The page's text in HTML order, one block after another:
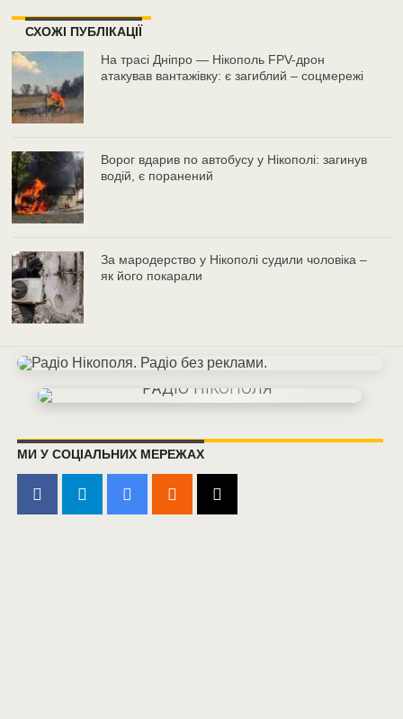
СХОЖІ ПУБЛІКАЦІЇ
На трасі Дніпро — Нікополь FPV-дрон
атакував вантажівку: є загиблий – соцмережі
Ворог вдарив по автобусу у Нікополі: загинув
водій, є поранений
За мародерство у Нікополі судили чоловіка –
як його покарали
МИ У СОЦІАЛЬНИХ МЕРЕЖАХ